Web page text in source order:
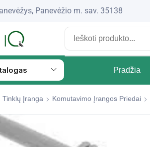
Panevėžio m. sav. 35138
Pradžia
Tinklų Įranga Komutavimo Įrangos Priedai